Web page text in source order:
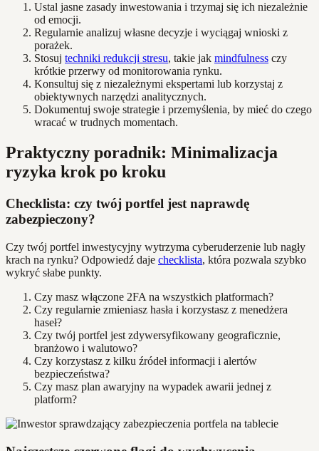
Ustal jasne zasady inwestowania i trzymaj się ich niezależnie
od emocji.
Regularnie analizuj własne decyzje i wyciągaj wnioski z
porażek.
Stosuj techniki redukcji stresu, takie jak mindfulness czy
krótkie przerwy od monitorowania rynku.
Konsultuj się z niezależnymi ekspertami lub korzystaj z
obiektywnych narzędzi analitycznych.
Dokumentuj swoje strategie i przemyślenia, by mieć do czego
wracać w trudnych momentach.
Praktyczny poradnik: Minimalizacja
ryzyka krok po kroku
Checklista: czy twój portfel jest naprawdę
zabezpieczony?
Czy twój portfel inwestycyjny wytrzyma cyberuderzenie lub nagły
krach na rynku? Odpowiedź daje checklista, która pozwala szybko
wykryć słabe punkty.
Czy masz włączone 2FA na wszystkich platformach?
Czy regularnie zmieniasz hasła i korzystasz z menedżera
haseł?
Czy twój portfel jest zdywersyfikowany geograficznie,
branżowo i walutowo?
Czy korzystasz z kilku źródeł informacji i alertów
bezpieczeństwa?
Czy masz plan awaryjny na wypadek awarii jednej z
platform?